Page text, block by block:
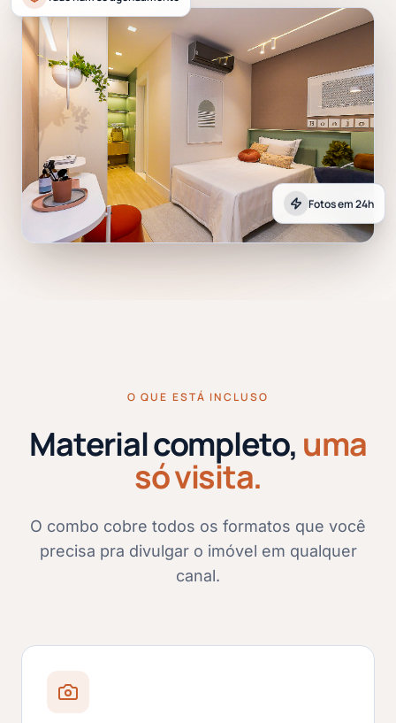
Fotos em 24h
O QUE ESTÁ INCLUSO
Material completo, uma
só visita.
O combo cobre todos os formatos que você
precisa pra divulgar o imóvel em qualquer
canal.